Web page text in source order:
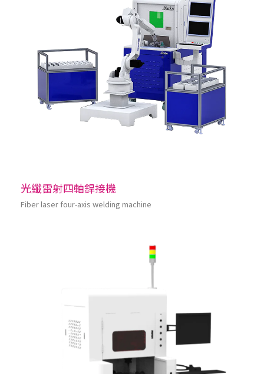
光纖雷射四軸銲接機
Fiber laser four-axis welding machine